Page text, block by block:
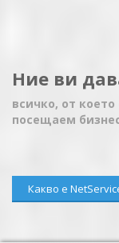
Ние ви
всичко, от
посещаем
Какво е